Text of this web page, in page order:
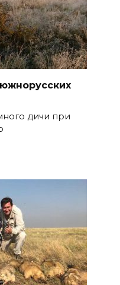
дичи при